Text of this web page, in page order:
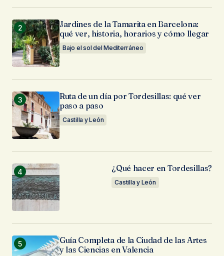
Jardines de la Tamarita en Barcelona:
qué ver, historia, horarios y cómo llegar
Bajo el sol del Mediterráneo
Ruta de un día por Tordesillas: qué ver
paso a paso
Castilla y León
¿Qué hacer en Tordesillas?
Castilla y León
Guía Completa de la Ciudad de las Artes
y las Ciencias en Valencia